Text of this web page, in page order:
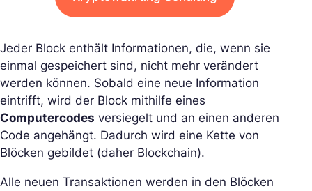
Jeder Block enthält Informationen, die, wenn sie
einmal gespeichert sind, nicht mehr verändert
werden können. Sobald eine neue Information
eintrifft, wird der Block mithilfe eines
Computercodes versiegelt und an einen anderen
Code angehängt. Dadurch wird eine Kette von
Blöcken gebildet (daher Blockchain).
Alle neuen Transaktionen werden in den Blöcken